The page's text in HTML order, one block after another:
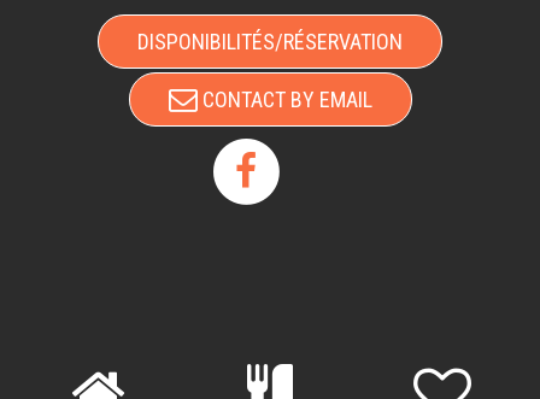
DISPONIBILITÉS/RÉSERVATION
CONTACT BY EMAIL